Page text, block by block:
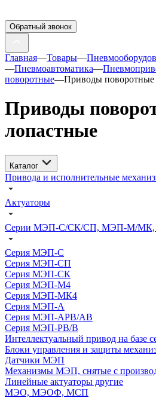
Обратный звонок
Главная—Товары—
—Пневмоавтоматика—
поворотные—Приводы поворотные
Приводы
лопастные
Каталог
Привода и исполнительные
Актуаторы
Серии МЭП-С/СК/СП, МЭП-М/
Серия МЭП-С
Серия МЭП-СП
Серия МЭП-СК
Серия МЭП-М4
Серия МЭП-МК4
Серия МЭП-А
Серия МЭП-АРВ/АВ
Серия МЭП-РВ/В
Интеллектуальный привод на
Блоки управления и защиты
Датчики МЭП
Механизмы МЭП, снятые с
Линейные актуаторы другие
МЭО, МЭОФ, МСП